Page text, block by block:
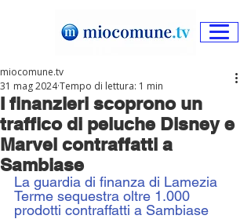
I finanzieri scoprono un
traffico di peluche Disney e
Marvel contraffatti a
Sambiase
miocomune.tv
31 mag 2024Tempo di lettura: 1 min
La guardia di finanza di Lamezia
Terme sequestra oltre 1.000
prodotti contraffatti a Sambiase